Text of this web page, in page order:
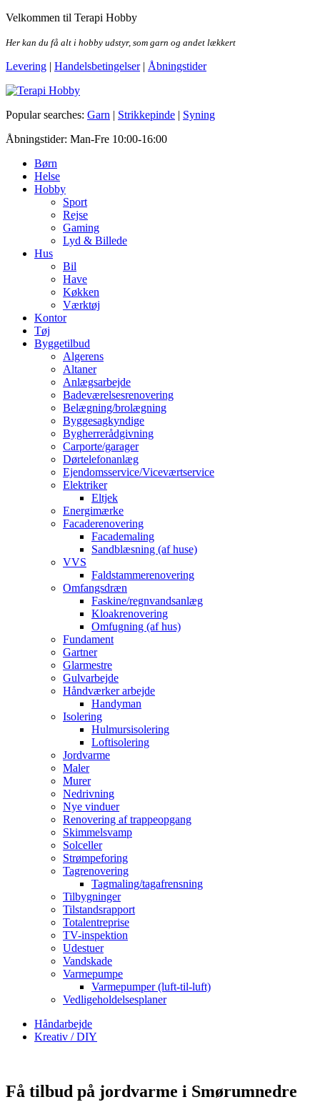
Skip
the
Velkommen til Terapi Hobby
Her kan du få alt i hobby udstyr, som garn og andet lækkert
Levering | Handelsbetingelser| Åbningstider
Terapi Hobby
Popular searches: Garn | Strikkepinde | Syning
Åbningstider: Man-Fre 10:00-16:00
Børn
Helse
Hobby
Sport
Rejse
Gaming
Lyd & Billede
Hus
Bil
Have
Køkken
Værktøj
Kontor
Tøj
Byggetilbud
Algerens
Altaner
Anlægsarbejde
Badeværelsesrenovering
Belægning/brolægning
Byggesagkyndige
Bygherrerådgivning
Carporte/garager
Dørtelefonanlæg
Ejendomsservice/Viceværtservice
Elektriker
Eltjek
Energimærke
Facaderenovering
Facademaling
Sandblæsning (af huse)
VVS
Faldstammerenovering
Omfangsdræn
Faskine/regnvandsanlæg
Kloakrenovering
Omfugning (af hus)
Fundament
Gartner
Glarmestre
Gulvarbejde
Håndværker arbejde
Handyman
Isolering
Hulmursisolering
Loftisolering
Jordvarme
Maler
Murer
Nedrivning
Nye vinduer
Renovering af trappeopgang
Skimmelsvamp
Solceller
Strømpeforing
Tagrenovering
Tagmaling/tagafrensning
Tilbygninger
Tilstandsrapport
Totalentreprise
TV-inspektion
Udestuer
Vandskade
Varmepumpe
Varmepumper (luft-til-luft)
Vedligeholdelsesplaner
Håndarbejde
Kreativ / DIY
Få tilbud på jordvarme i Smørumnedre